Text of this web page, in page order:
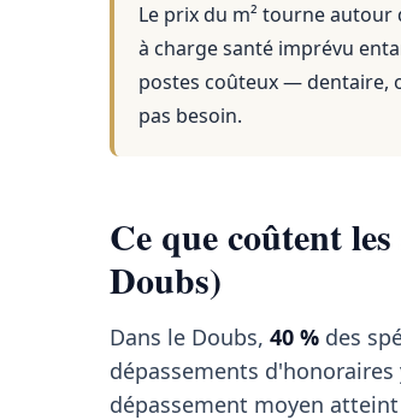
Le prix du m² tourne autour
à charge santé imprévu
postes coûteux — dentaire,
pas besoin.
Ce que coûtent
Doubs)
Dans le Doubs, 40 % des
dépassements
dépassement moyen atteint